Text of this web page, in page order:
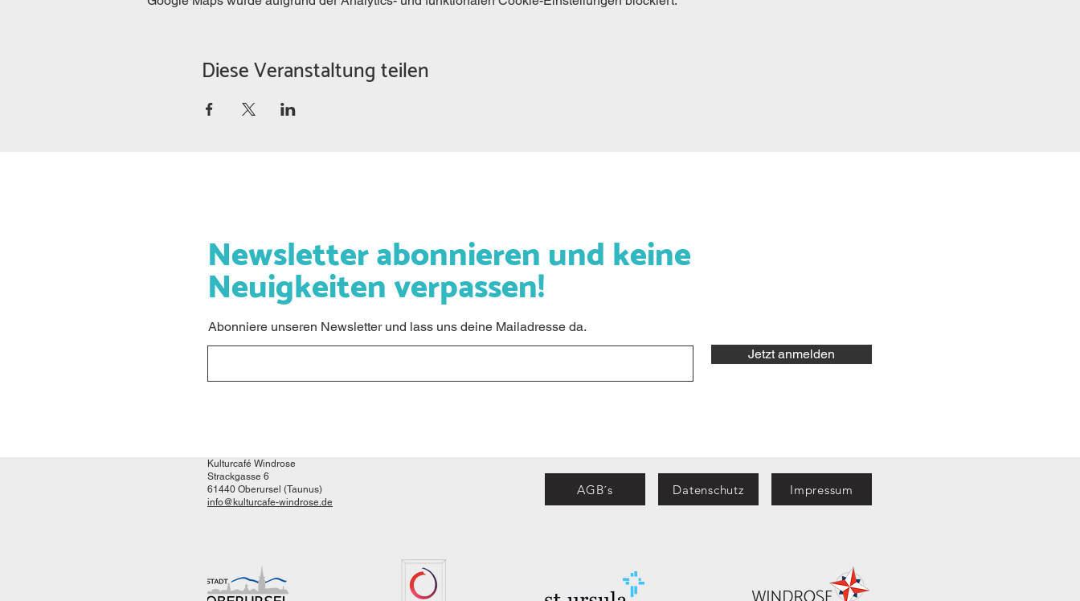
Diese Veranstaltung teilen
Newsletter abonnieren und keine
Neuigkeiten verpassen!
Abonniere unseren Newsletter und lass uns deine Mailadresse da.
Jetzt anmelden
Kulturcafé Windrose
Strackgasse 6
61440 Oberursel (Taunus)
info@kulturcafe-windrose.de
AGB´s Datenschutz Impressum